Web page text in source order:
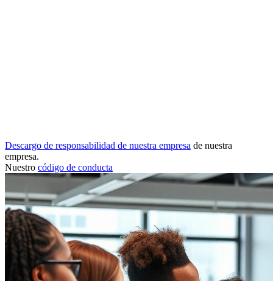
Descargo de responsabilidad de nuestra empresa de nuestra
empresa.
Nuestro código de conducta